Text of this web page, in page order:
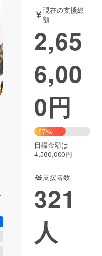
音楽
ゲーム・サ
CAMPFIRE Creation
ya コミュニティ
現在の支援総
額
2,65
6,00
0円
57%
目標金額は
4,580,000円
支援者数
321
人